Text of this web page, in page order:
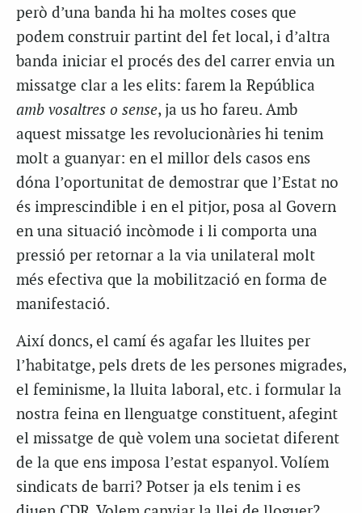
però d’una banda hi ha moltes coses que
podem construir partint del fet local, i d’altra
banda iniciar el procés des del carrer envia un
missatge clar a les elits: farem la República
amb vosaltres o sense, ja us ho fareu. Amb
aquest missatge les revolucionàries hi tenim
molt a guanyar: en el millor dels casos ens
dóna l’oportunitat de demostrar que l’Estat no
és imprescindible i en el pitjor, posa al Govern
en una situació incòmode i li comporta una
pressió per retornar a la via unilateral molt
més efectiva que la mobilització en forma de
manifestació.
Així doncs, el camí és agafar les lluites per
l’habitatge, pels drets de les persones migrades,
el feminisme, la lluita laboral, etc. i formular la
nostra feina en llenguatge constituent, afegint
el missatge de què volem una societat diferent
de la que ens imposa l’estat espanyol. Volíem
sindicats de barri? Potser ja els tenim i es